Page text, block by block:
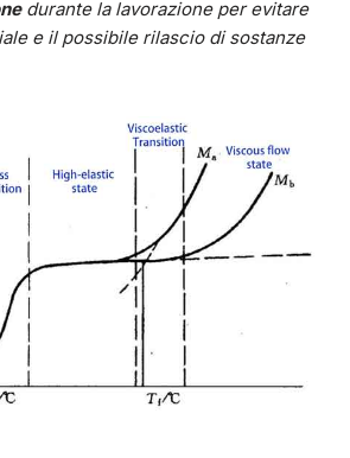
durante la lavorazione per evitare
e il possibile rilascio di sostanze